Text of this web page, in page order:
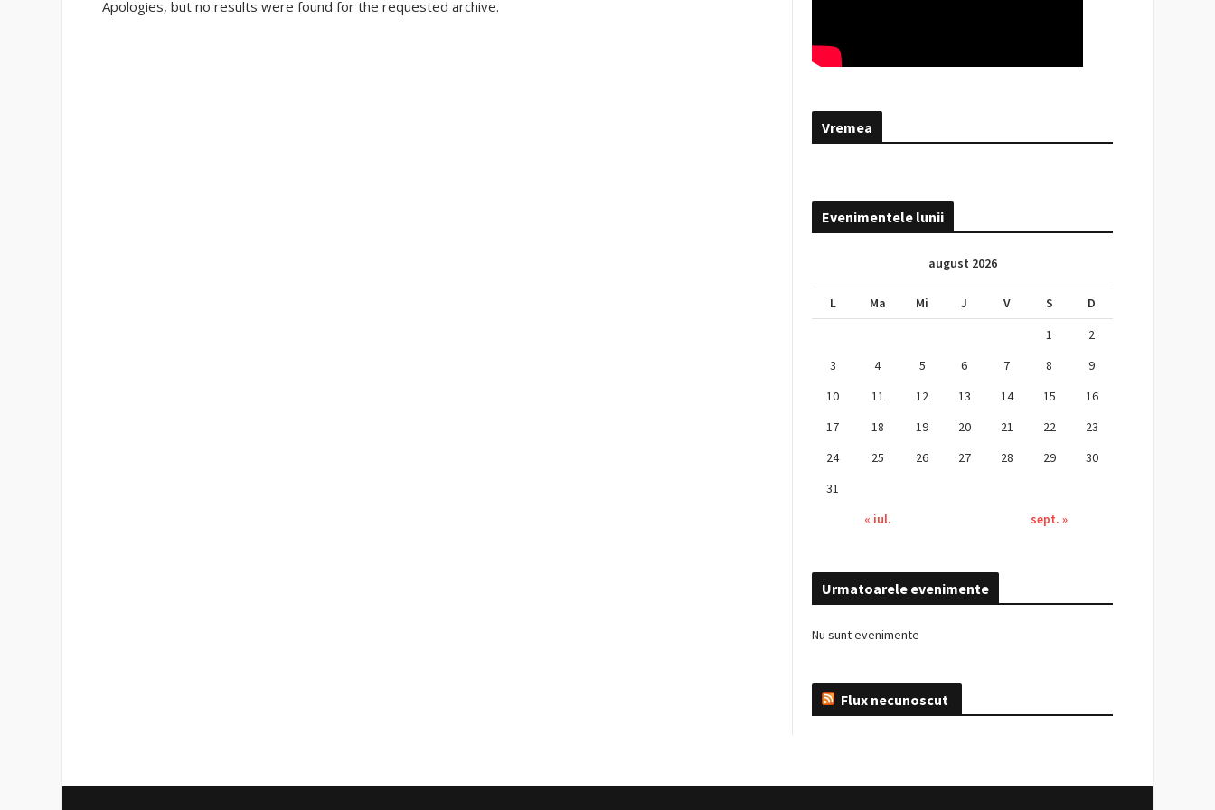
Apologies, but no results were found for the requested archive.
Vremea
Evenimentele lunii
august 2026
L Ma Mi J V S
D
1
2
3
4 5 6 7 8
9
10
11 12 13 14 15
16
17
18 19 20 21 22
23
24
25 26 27 28 29
30
31
« iul.
sept. »
Urmatoarele evenimente
Nu sunt evenimente
Flux necunoscut